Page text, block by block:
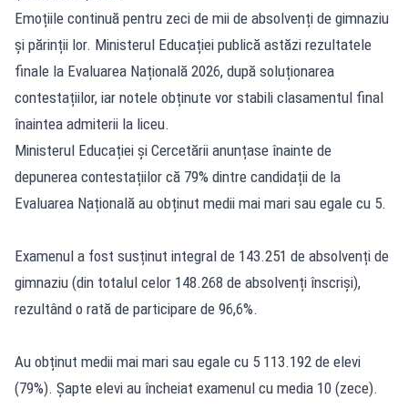
Emoțiile continuă pentru zeci de mii de absolvenți de gimnaziu
și părinții lor. Ministerul Educației publică astăzi rezultatele
finale la Evaluarea Națională 2026, după soluționarea
contestațiilor, iar notele obținute vor stabili clasamentul final
înaintea admiterii la liceu.
Ministerul Educației și Cercetării anunțase înainte de
depunerea contestațiilor că 79% dintre candidații de la
Evaluarea Națională au obținut medii mai mari sau egale cu 5.
Examenul a fost susținut integral de 143.251 de absolvenți de
gimnaziu (din totalul celor 148.268 de absolvenți înscriși),
rezultând o rată de participare de 96,6%.
Au obținut medii mai mari sau egale cu 5 113.192 de elevi
(79%). Șapte elevi au încheiat examenul cu media 10 (zece).